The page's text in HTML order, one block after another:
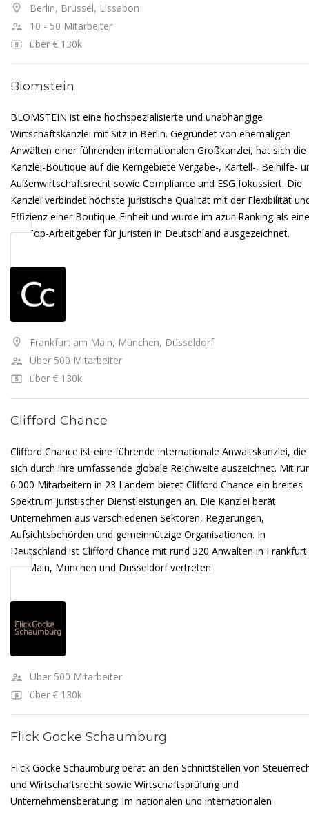
Berlin, Brüssel, Lissabon
10 - 50 Mitarbeiter
über € 130k
Blomstein
BLOMSTEIN ist eine hochspezialisierte und unabhängige
Wirtschaftskanzlei mit Sitz in Berlin. Gegründet von ehemaligen
Anwälten einer führenden internationalen Großkanzlei, hat sich die
Kanzlei-Boutique auf die Kerngebiete Vergabe-, Kartell-, Beihilfe-
Außenwirtschaftsrecht sowie Compliance und ESG fokussiert. Die
Kanzlei verbindet höchste juristische Qualität mit der Flexibilität
Effizienz einer Boutique-Einheit und wurde im azur-Ranking als
der Top-Arbeitgeber für Juristen in Deutschland ausgezeichnet.
Frankfurt am Main, München, Düsseldorf
Über 500 Mitarbeiter
über € 130k
Clifford Chance
Clifford Chance ist eine führende internationale Anwaltskanzlei, die
sich durch ihre umfassende globale Reichweite auszeichnet. Mit
6.000 Mitarbeitern in 23 Ländern bietet Clifford Chance ein breites
Spektrum juristischer Dienstleistungen an. Die Kanzlei berät
Unternehmen aus verschiedenen Sektoren, Regierungen,
Aufsichtsbehörden und gemeinnützige Organisationen. In
Deutschland ist Clifford Chance mit rund 320 Anwälten in Frankfurt
am Main, München und Düsseldorf vertreten
Über 500 Mitarbeiter
über € 130k
Flick Gocke Schaumburg
Flick Gocke Schaumburg berät an den Schnittstellen von
und Wirtschaftsrecht sowie Wirtschaftsprüfung und
Unternehmensberatung: Im nationalen und internationalen